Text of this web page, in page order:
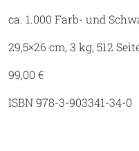
ca. 1.000 Farb- und
29,5×26 cm, 3 kg, 512
99,00 €
ISBN 978-3-903341-34-0